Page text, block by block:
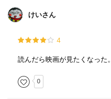
けいさん
4
読んだら映画が見たくなった。
0